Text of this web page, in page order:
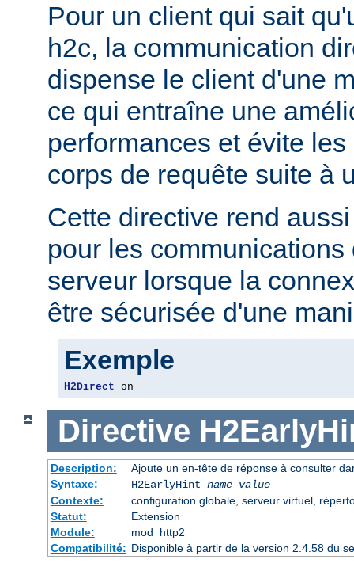
Pour un client qui sait
h2c, la communication
dispense le client d'une
ce qui entraîne une
performances et évite
corps de requête suite à
Cette directive rend
pour les communications
serveur lorsque la
être sécurisée d'une
Exemple
H2Direct on
Directive
Description:
Ajoute un en-tête de réponse à consulter
Syntaxe:
H2EarlyHint name value
Contexte:
configuration globale, serveur virtuel,
Statut:
Extension
Module:
mod_http2
Compatibilité: Disponible à partir de la version 2.4.58 du